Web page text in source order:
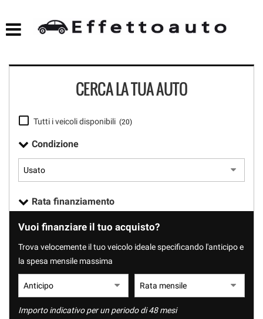
ACQUISTIAMO USATO
CONTATTI
CERCA LA TUA AUTO
Tutti i veicoli disponibili (20)
Condizione
Rata finanziamento
Vuoi finanziare il tuo acquisto?
Trova velocemente il tuo veicolo ideale specificando l'anticipo e
la spesa mensile massima
Importo indicativo per un periodo di 48 mesi
tue
consenso
pannello
ti
esprimere
tue
preferenze
alle
tecnologie
tracciamento
adottiamo
offrire